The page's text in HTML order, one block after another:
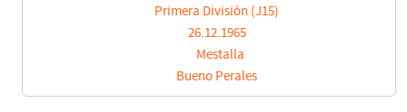
Primera División (J15)
26.12.1965
Mestalla
Bueno Perales